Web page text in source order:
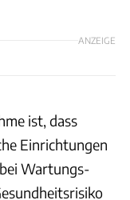
ANZEIGE
ist, dass
Einrichtungen
Wartungs-